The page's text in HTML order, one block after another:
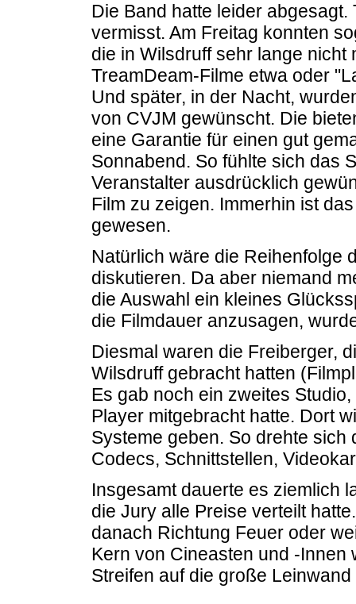
Die Band hatte leider
vermisst. Am Freitag konnten
die in Wilsdruff sehr lange
TreamDeam-Filme etwa oder
Und später, in der Nacht,
von CVJM gewünscht. Die
eine Garantie für einen gut
Sonnabend. So fühlte sich das
Veranstalter ausdrücklich
Film zu zeigen. Immerhin ist
gewesen.
Natürlich wäre die Reihenfolge
diskutieren. Da aber niemand
die Auswahl ein kleines
die Filmdauer anzusagen,
Diesmal waren die Freiberger,
Wilsdruff gebracht hatten
Es gab noch ein zweites
Player mitgebracht hatte. Dort
Systeme geben. So drehte
Codecs, Schnittstellen,
Insgesamt dauerte es ziemlich
die Jury alle Preise verteilt
danach Richtung Feuer oder
Kern von Cineasten und -
Streifen auf die große Leinwand